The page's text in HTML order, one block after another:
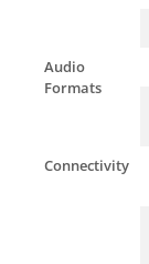
Audio
Formats
Connectivity